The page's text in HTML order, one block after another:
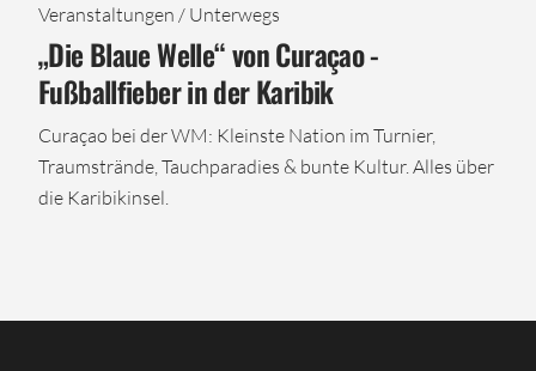
Veranstaltungen / Unterwegs
„Die Blaue Welle“ von Curaçao -
Fußballfieber in der Karibik
Curaçao bei der WM: Kleinste Nation im Turnier,
Traumstrände, Tauchparadies & bunte Kultur. Alles über
die Karibikinsel.